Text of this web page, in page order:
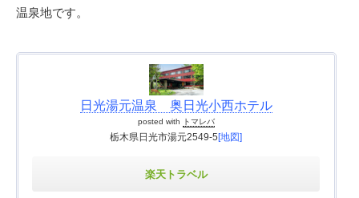
温泉地です。
日光湯元温泉 奥日光小西ホテル
posted with トマレバ
栃木県日光市湯元2549-5[地図]
楽天トラベル